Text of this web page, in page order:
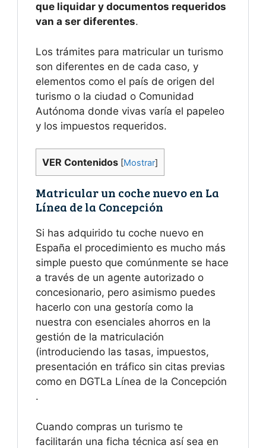
que liquidar y documentos requeridos
van a ser diferentes.
Los trámites para matricular un turismo
son diferentes en de cada caso, y
elementos como el país de origen del
turismo o la ciudad o Comunidad
Autónoma donde vivas varía el papeleo
y los impuestos requeridos.
VER Contenidos [Mostrar]
Matricular un coche nuevo en La
Línea de la Concepción
Si has adquirido tu coche nuevo en
España el procedimiento es mucho más
simple puesto que comúnmente se hace
a través de un agente autorizado o
concesionario, pero asimismo puedes
hacerlo con una gestoría como la
nuestra con esenciales ahorros en la
gestión de la matriculación
(introduciendo las tasas, impuestos,
presentación en tráfico sin citas previas
como en DGTLa Línea de la Concepción
.
Cuando compras un turismo te
facilitarán una ficha técnica así sea en